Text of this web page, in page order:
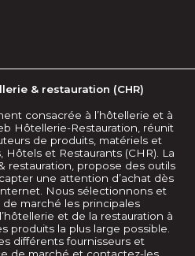
& restauration (CHR)
consacrée à l’hôtellerie et à
Hôtellerie-Restauration, réunit
de produits, matériels et
et Restaurants (CHR). La
restauration, propose des outils
une attention d’achat dès
Nous sélectionnons et
marché les principales
et de la restauration à
produits la plus large possible.
différents fournisseurs et